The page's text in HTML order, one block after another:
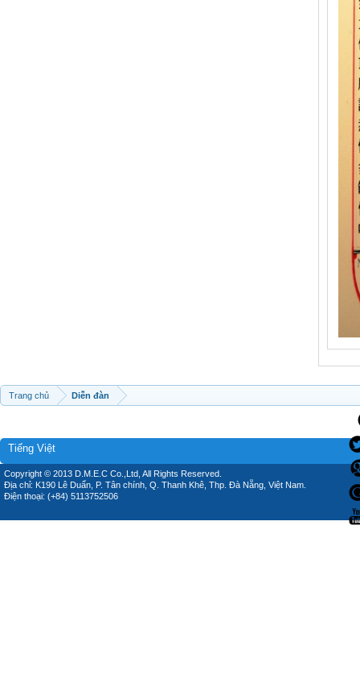
Trang chủ Diễn đàn
Tiếng Việt
Copyright © 2013 D.M.E.C Co.,Ltd, All Rights Reserved.
Địa chỉ: K190 Lê Duẩn, P. Tân chính, Q. Thanh Khê, Thp. Đà Nẵng, Việt Nam.
Điện thoại: (+84) 5113752506